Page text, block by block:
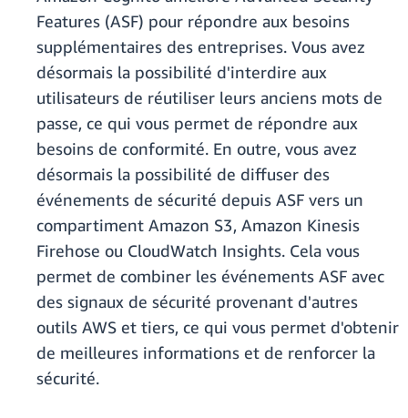
Features (ASF) pour répondre aux besoins
supplémentaires des entreprises. Vous avez
désormais la possibilité d'interdire aux
utilisateurs de réutiliser leurs anciens mots de
passe, ce qui vous permet de répondre aux
besoins de conformité. En outre, vous avez
désormais la possibilité de diffuser des
événements de sécurité depuis ASF vers un
compartiment Amazon S3, Amazon Kinesis
Firehose ou CloudWatch Insights. Cela vous
permet de combiner les événements ASF avec
des signaux de sécurité provenant d'autres
outils AWS et tiers, ce qui vous permet d'obtenir
de meilleures informations et de renforcer la
sécurité.